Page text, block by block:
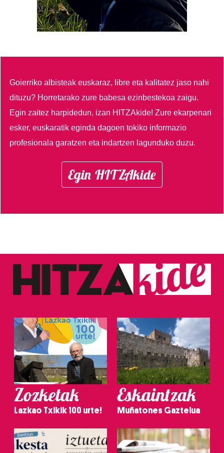
Goierriko albisteak euskaraz, libre eta kalitatez jaso nahi
dituzu? Horretarako zure babesa ezinbestekoa zaigu.
Egin zaitez harpidedun, izan HITZAkide!Zure ekarpenari
esker, euskaratik eginda dagoen tokiko informazio
profesionala garatzen eta indartzen lagunduko duzu.
Egin HITZAkide
Zozketak
Lazkao Txikik 100 urte!
Eskaintzak
Muñatones Gaztelua